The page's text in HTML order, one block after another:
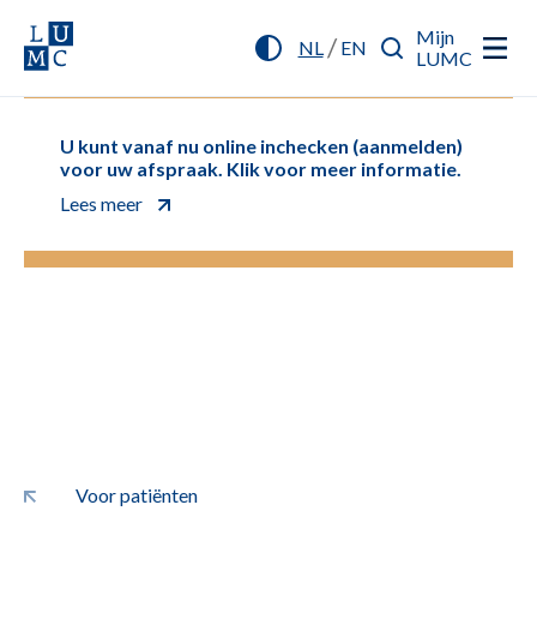
NL/ EN
Mijn
LUMC
U kunt vanaf nu online inchecken (aanmelden)
voor uw afspraak. Klik voor meer informatie.
Lees meer
Voor patiënten